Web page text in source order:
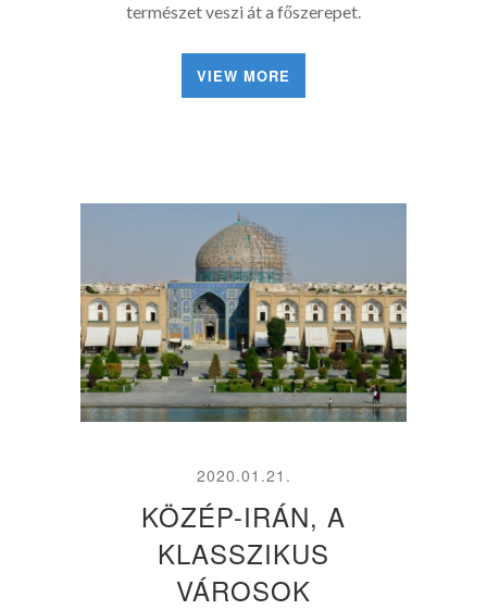
természet veszi át a főszerepet.
VIEW MORE
2020.01.21.
KÖZÉP-IRÁN, A
KLASSZIKUS
VÁROSOK